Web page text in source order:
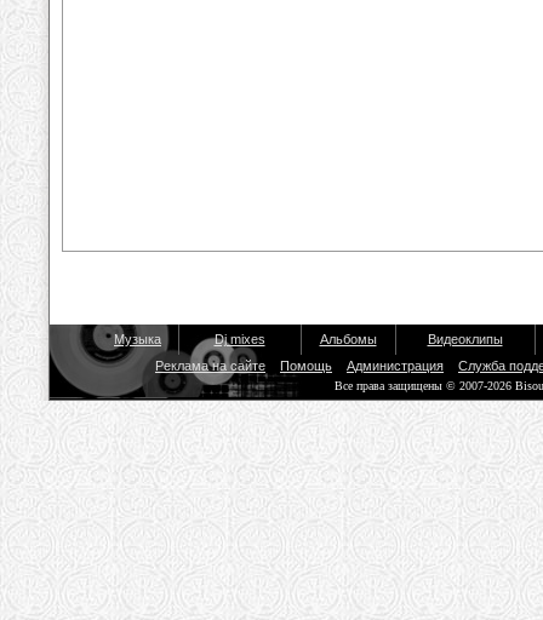
Музыка Dj mixes Альбомы
Видеоклипы
Реклама на сайте
Помощь Администрация Служба
Все права защищены © 2007-2026